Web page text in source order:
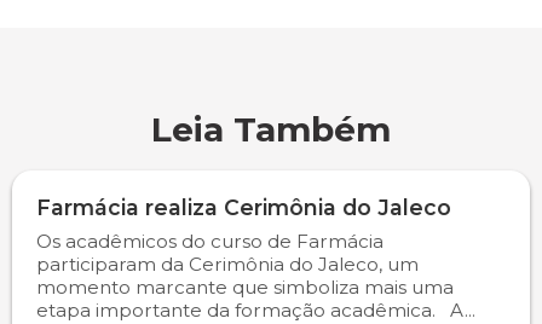
Leia Também
Farmácia realiza Cerimônia do Jaleco
Os acadêmicos do curso de Farmácia
participaram da Cerimônia do Jaleco, um
momento marcante que simboliza mais uma
etapa importante da formação acadêmica. A...
Medicina Veterinária
Nutrição
Minha Biblioteca
Núcleo de Apoio Psicopedagógico
Ouvidoria
NAPP e NAPC
Portal do Egresso
Portal do RH